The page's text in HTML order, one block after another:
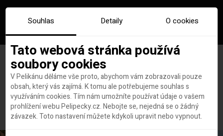
Hlavní stránka gran canaria cestopis
Štítek:gran canaria cestopis
Souhlas Detaily O cookies
Tato webová stránka používá
soubory cookies
V Pelikánu děláme vše proto, abychom vám zobrazovali pouze
obsah, který vás zajímá. K tomu ale potřebujeme souhlas s
využíváním cookies. Tím nám umožníte používat údaje o vašem
prohlížení webu Pelipecky.cz. Nebojte se, nejedná se o žádný
závazek. Toto nastavení můžete kdykoli upravit nebo vypnout.